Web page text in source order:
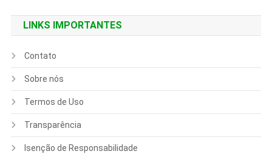
LINKS IMPORTANTES
Contato
Sobre nós
Termos de Uso
Transparência
Isenção de Responsabilidade